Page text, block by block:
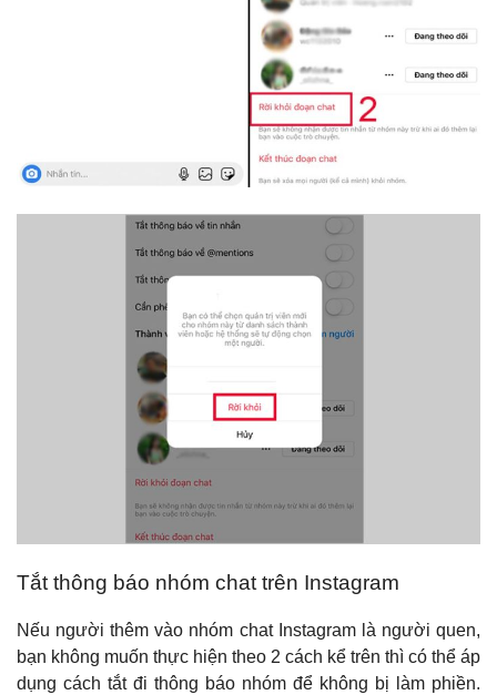
Tắt thông báo nhóm chat trên Instagram
Nếu người thêm vào nhóm chat Instagram là người quen,
bạn không muốn thực hiện theo 2 cách kể trên thì có thể áp
dụng cách tắt đi thông báo nhóm để không bị làm phiền.